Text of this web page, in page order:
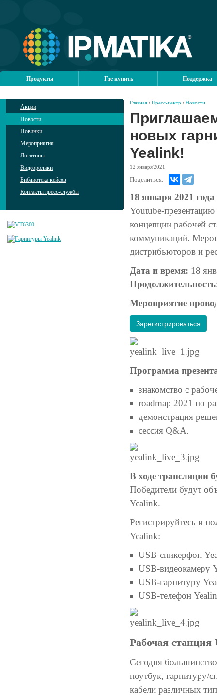
Продукты Где купить Поддержка
Акции
Новости
Новинки
Мероприятия
Логотипы
Видеоролики
Библиотека кейсов
Контакты пресс-службы
Главная / Пресс-центр / Новости
новых
Yealink!
12 января'2021
Поделиться:
18 января 2021 года
Youtube-
концепции рабочей
коммуникаций.
дистрибьюторов и
Дата и время: 18
Мероприятие
Зарегистрироваться
Программа
знакомство с
roadmap 2021 по
демонстрация
сессия Q&A.
В ходе трансляции
Победители будут
Yealink.
Регистрируйтесь и
Yealink:
USB-спикерфон
USB-видеокамеру
USB-гарнитуру
USB-телефон
Рабочая станция
Сегодня
ноутбук, гарнитуру/
кабели различных